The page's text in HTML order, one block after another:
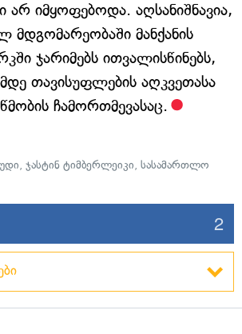
არ იმყოფებოდა. აღსანიშნავია,
მანქანის
ჯარიმებს ითვალისწინებს,
თავისუფლების აღკვეთასა
ჩამორთმევასაც.
, ჯასტინ ტიმბერლეიკი, სასამართლო
2